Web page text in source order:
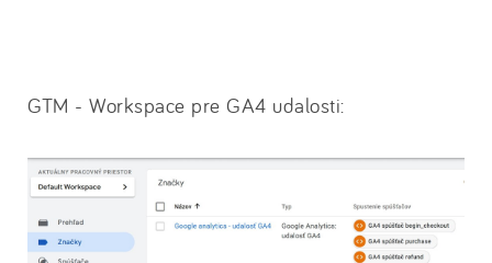
GTM - Workspace pre GA4 udalosti: